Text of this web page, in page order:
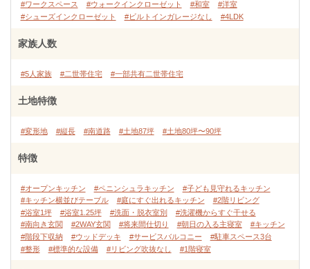
#ワークスペース
#ウォークインクローゼット #和室
#洋室
#シューズインクローゼット
#ビルトインガレージなし #4LDK
家族人数
#5人家族 #二世帯住宅 #一部共有二世帯住宅
土地特徴
#変形地 #縦長 #南道路 #土地87坪 #土地80坪〜90坪
特徴
#オープンキッチン #ペニンシュラキッチン
#子ども見守れるキッチン
#キッチン横並びテーブル
#庭にすぐ出れるキッチン
#2階リビング
#浴室1坪
#浴室1.25坪 #洗面・脱衣室別
#洗濯機からすぐ干せる
#南向き玄関
#2WAY玄関 #将来間仕切り #朝日の入る主寝室
#キッチン
#階段下収納
#ウッドデッキ #サービスバルコニー
#駐車スペース3台
#整形
#標準的な設備 #リビング吹抜なし #1階寝室